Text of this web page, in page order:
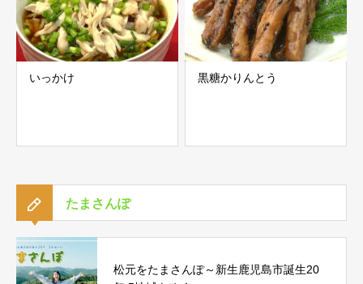
いっかけ 黒糖かりんとう
たまさんぽ
松元をたまさんぽ～新生鹿児島市誕生20